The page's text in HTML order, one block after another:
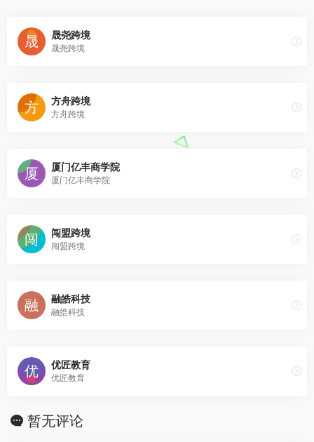
晟尧跨境
晟尧跨境
方舟跨境
方舟跨境
厦门亿丰商学院
厦门亿丰商学院
闯盟跨境
闯盟跨境
融皓科技
融皓科技
优匠教育
优匠教育
暂无评论